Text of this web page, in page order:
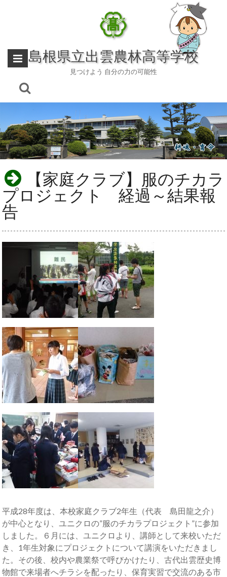
島根県立出雲農林高等学校
見つけよう 自分の力の可能性
【家庭クラブ】服のチカラ
プロジェクト 経過～結果報
告
平成28年度は、本校家庭クラブ2年生（代表 島田龍之介）
が中心となり、ユニクロの”服のチカラプロジェクト”に参加
しました。６月には、ユニクロより、講師として来校いただ
き、1年生対象にプロジェクトについて講演をいただきまし
た。その後、校内や農業祭で呼びかけたり、古代出雲歴史博
物館で来場者へチラシを配ったり、保育実習で交流のある市